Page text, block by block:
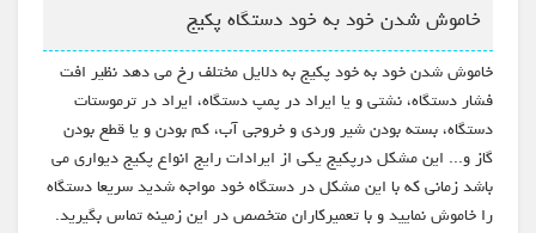
خاموش شدن خود به خود دستگاه پکیج
خاموش شدن خود به خود پکیج به دلایل مختلف رخ می دهد نظیر افت
فشار دستگاه، نشتی و یا ایراد در پمپ دستگاه، ایراد در ترموستات
دستگاه، بسته بودن شیر وردی و خروجی آب، کم بودن و یا قطع بودن
گاز و... این مشکل درپکیج یکی از ایرادات رایج انواع پکیج دیواری می
باشد زمانی که با این مشکل در دستگاه خود مواجه شدید سریعا دستگاه
را خاموش نمایید و با تعمیرکاران متخصص در این زمینه تماس بگیرید.